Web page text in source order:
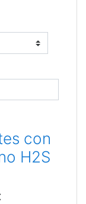
con
H2S